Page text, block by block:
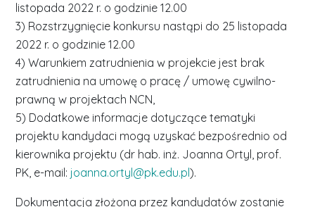
listopada 2022 r. o godzinie 12.00
3) Rozstrzygnięcie konkursu nastąpi do 25 listopada
2022 r. o godzinie 12.00
4) Warunkiem zatrudnienia w projekcie jest brak
zatrudnienia na umowę o pracę / umowę cywilno-
prawną w projektach NCN,
5) Dodatkowe informacje dotyczące tematyki
projektu kandydaci mogą uzyskać bezpośrednio od
kierownika projektu (dr hab. inż. Joanna Ortyl, prof.
PK, e-mail: joanna.ortyl@pk.edu.pl).
Dokumentacja złożona przez kandydatów zostanie